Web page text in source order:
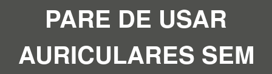
PARE DE USAR
AURICULARES SEM